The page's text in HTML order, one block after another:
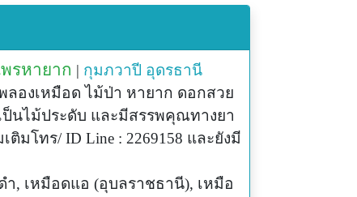
รหายาก | กุมภวาปี อุดรธานี
ลองเหมือด ไม้ป่า หายาก ดอกสวย
นไม้ประดับ และมีสรรพคุณทางยา
มโทร/ ID Line : 2269158 และยังมี
, เหมือดแอ (อุบลราชธานี), เหมือ